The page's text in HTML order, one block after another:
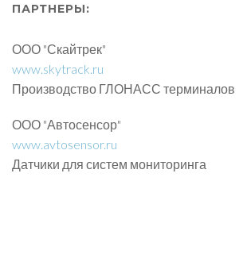
ПАРТНЕРЫ:
ООО "Скайтрек"
www.skytrack.ru
Производство ГЛОНАСС терминалов
ООО "Автосенсор"
www.avtosensor.ru
Датчики для систем мониторинга